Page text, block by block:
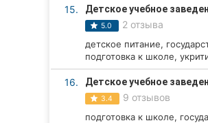
15. Детское учебное
5.0 2 отзыва
детское питание,
подготовка к школе,
16. Детское учебное
3.4 9 отзывов
подготовка к школе,